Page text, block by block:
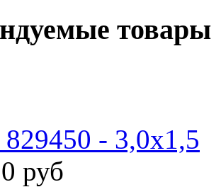
товары
- 3,0х1,5
руб